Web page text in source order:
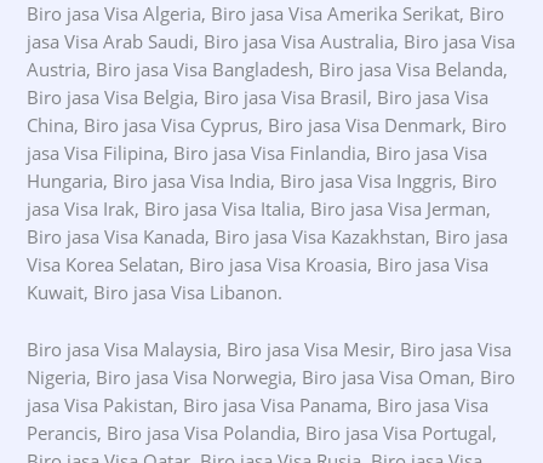
Biro jasa Visa Algeria, Biro jasa Visa Amerika Serikat, Biro
jasa Visa Arab Saudi, Biro jasa Visa Australia, Biro jasa Visa
Austria, Biro jasa Visa Bangladesh, Biro jasa Visa Belanda,
Biro jasa Visa Belgia, Biro jasa Visa Brasil, Biro jasa Visa
China, Biro jasa Visa Cyprus, Biro jasa Visa Denmark, Biro
jasa Visa Filipina, Biro jasa Visa Finlandia, Biro jasa Visa
Hungaria, Biro jasa Visa India, Biro jasa Visa Inggris, Biro
jasa Visa Irak, Biro jasa Visa Italia, Biro jasa Visa Jerman,
Biro jasa Visa Kanada, Biro jasa Visa Kazakhstan, Biro jasa
Visa Korea Selatan, Biro jasa Visa Kroasia, Biro jasa Visa
Kuwait, Biro jasa Visa Libanon.
Biro jasa Visa Malaysia, Biro jasa Visa Mesir, Biro jasa Visa
Nigeria, Biro jasa Visa Norwegia, Biro jasa Visa Oman, Biro
jasa Visa Pakistan, Biro jasa Visa Panama, Biro jasa Visa
Perancis, Biro jasa Visa Polandia, Biro jasa Visa Portugal,